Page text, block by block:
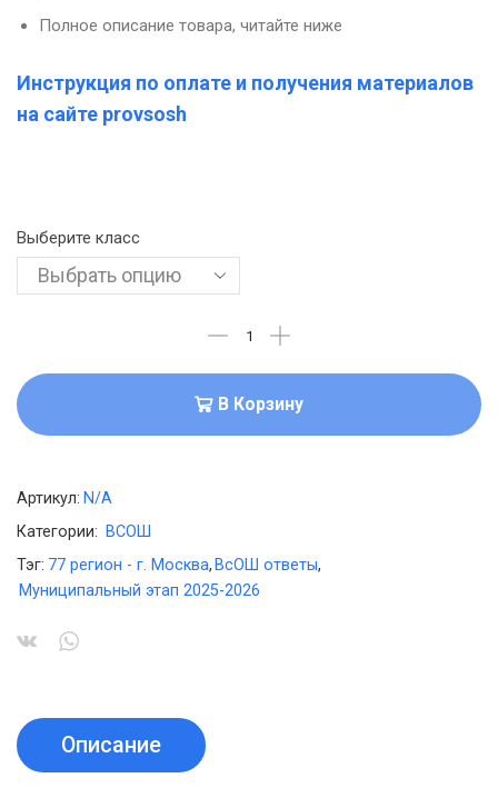
Полное описание товара, читайте ниже
Инструкция по оплате и получения материалов
на сайте provsosh
Выберите класс
В Корзину
Артикул: N/A
Категории: ВСОШ
Тэг: 77 регион - г. Москва, ВсОШ ответы,
Муниципальный этап 2025-2026
Описание